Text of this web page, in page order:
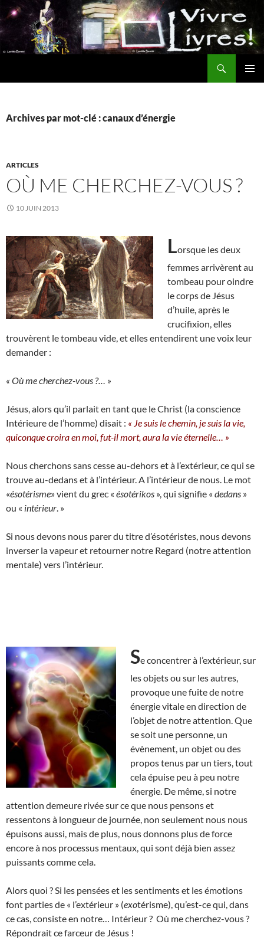
Aller
au
contenu
Archives par mot-clé : canaux d’énergie
ARTICLES
OÙ ME CHERCHEZ-VOUS ?
10 JUIN 2013
Lorsque les deux
femmes arrivèrent au
tombeau pour oindre
le corps de Jésus
d’huile, après le
crucifixion, elles
trouvèrent le tombeau vide, et elles entendirent une voix leur
demander :
« Où me cherchez-vous ?… »
Jésus, alors qu’il parlait en tant que le Christ (la conscience
Intérieure de l’homme) disait : « Je suis le chemin, je suis la vie,
quiconque croira en moi, fut-il mort, aura la vie éternelle… »
Nous cherchons sans cesse au-dehors et à l’extérieur, ce qui se
trouve au-dedans et à l’intérieur. A l’intérieur de nous. Le mot
«ésotérisme» vient du grec « ésotérikos », qui signifie « dedans »
ou « intérieur . »
Si nous devons nous parer du titre d’ésotéristes, nous devons
inverser la vapeur et retourner notre Regard (notre attention
mentale) vers l’intérieur.
Se concentrer à l’extérieur, sur
les objets ou sur les autres,
provoque une fuite de notre
énergie vitale en direction de
l’objet de notre attention. Que
se soit une personne, un
évènement, un objet ou des
propos tenus par un tiers, tout
cela épuise peu à peu notre
énergie. De même, si notre
attention demeure rivée sur ce que nous pensons et
ressentons à longueur de journée, non seulement nous nous
épuisons aussi, mais de plus, nous donnons plus de force
encore à nos processus mentaux, qui sont déjà bien assez
puissants comme cela.
Alors quoi ? Si les pensées et les sentiments et les émotions
font parties de « l’extérieur » (exotérisme), qu’est-ce qui, dans
ce cas, consiste en notre… Intérieur ? Où me cherchez-vous ?
Répondrait ce farceur de Jésus !